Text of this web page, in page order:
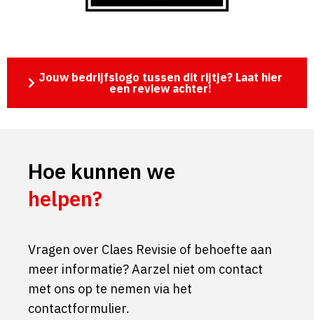
Jouw bedrijfslogo tussen dit rijtje? Laat hier
een review achter!
Hoe kunnen we
helpen?
Vragen over Claes Revisie of behoefte aan
meer informatie? Aarzel niet om contact
met ons op te nemen via het
contactformulier.